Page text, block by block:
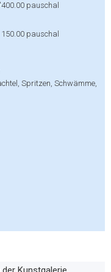
pauschal
150.00 pauschal
Spritzen, Schwämme,